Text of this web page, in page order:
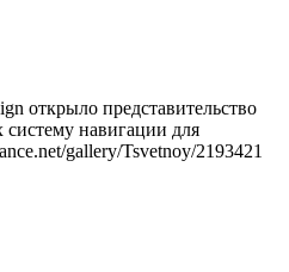
открыло представительство
навигации для
gallery/Tsvetnoy/2193421